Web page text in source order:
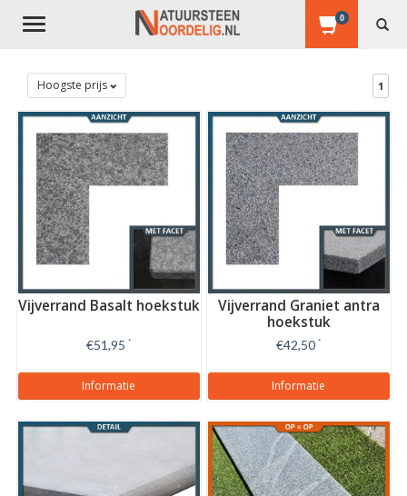
Toggle
0
Hoogste prijs 1
Vijverrand Basalt hoekstuk
€51,95 *
Informatie
Vijverrand Graniet antra
hoekstuk
€42,50 *
Informatie